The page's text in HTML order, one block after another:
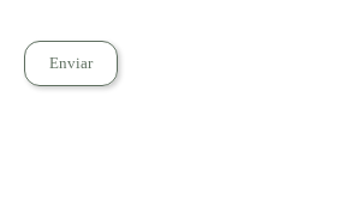
Enviar